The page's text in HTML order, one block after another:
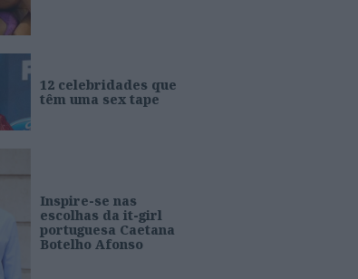
12 celebridades que
têm uma sex tape
Inspire-se nas
escolhas da it-girl
portuguesa Caetana
Botelho Afonso